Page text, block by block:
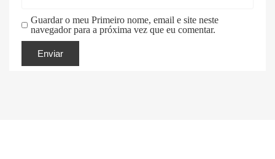
Guardar o meu Primeiro nome, email e site neste
navegador para a próxima vez que eu comentar.